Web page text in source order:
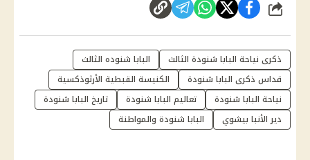
شارك
ذكرى نياحة البابا شنودة الثالث
البابا شنوده الثالث
قداس ذكرى البابا شنودة
الكنيسة القبطية الأرثوذكسية
نياحة البابا شنودة
تعاليم البابا شنودة
تاريخ البابا شنودة
دير الأنبا بيشوي
البابا شنودة والمواطنة